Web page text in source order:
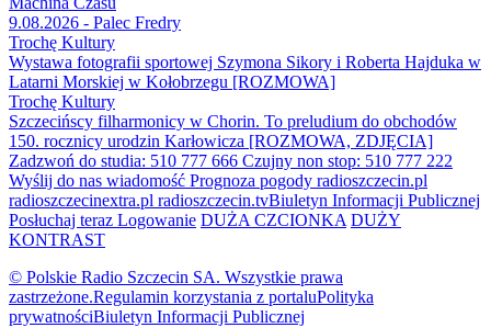
9.08.2026 - Palec Fredry
Trochę Kultury
Wystawa fotografii sportowej Szymona Sikory i Roberta Hajduka w
Latarni Morskiej w Kołobrzegu [ROZMOWA]
Trochę Kultury
Szczecińscy filharmonicy w Chorin. To preludium do obchodów
150. rocznicy urodzin Karłowicza [ROZMOWA, ZDJĘCIA]
Zadzwoń do studia: 510 777 666 Czujny non stop: 510 777 222
Wyślij do nas wiadomość Prognoza pogody radioszczecin.pl
radioszczecinextra.pl radioszczecin.tvBiuletyn Informacji Publicznej
Posłuchaj teraz Logowanie DUŻA CZCIONKA DUŻY
KONTRAST
© Polskie Radio Szczecin SA. Wszystkie prawa
zastrzeżone.Regulamin korzystania z portaluPolityka
prywatnościBiuletyn Informacji Publicznej